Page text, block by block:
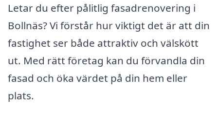
Letar du efter pålitlig fasadrenovering i
Bollnäs? Vi förstår hur viktigt det är att din
fastighet ser både attraktiv och välskött
ut. Med rätt företag kan du förvandla din
fasad och öka värdet på din hem eller
plats.